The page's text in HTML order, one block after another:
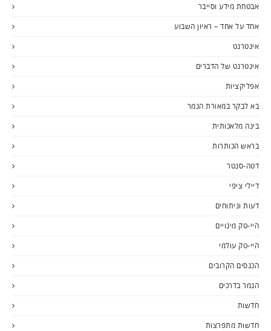
אבטחת מידע וסייבר
אחד על אחד – ראיון השבוע
אינטרנט
אינטרנט של הדברים
אפליקציות
בא לבקר במאורת הנמר
בינה מלאכותית
בראש הכותרות
דטה-סנטר
דיילי ציפי
דעות וניתוחים
היי-טק מינויים
היי-טק עולמי
הכנסים הקרובים
הנמר בדרכים
חדשות
חדשות מתפרצות